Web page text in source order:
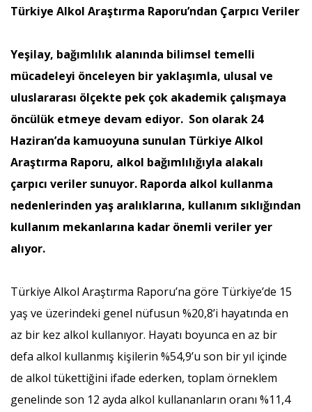
Türkiye Alkol Araştırma Raporu’ndan Çarpıcı Veriler
Yeşilay, bağımlılık alanında bilimsel temelli
mücadeleyi önceleyen bir yaklaşımla, ulusal ve
uluslararası ölçekte pek çok akademik çalışmaya
öncülük etmeye devam ediyor. Son olarak 24
Haziran’da kamuoyuna sunulan Türkiye Alkol
Araştırma Raporu, alkol bağımlılığıyla alakalı
çarpıcı veriler sunuyor. Raporda alkol kullanma
nedenlerinden yaş aralıklarına, kullanım sıklığından
kullanım mekanlarına kadar önemli veriler yer
alıyor.
Türkiye Alkol Araştırma Raporu’na göre Türkiye’de 15
yaş ve üzerindeki genel nüfusun %20,8’i hayatında en
az bir kez alkol kullanıyor. Hayatı boyunca en az bir
defa alkol kullanmış kişilerin %54,9’u son bir yıl içinde
de alkol tükettiğini ifade ederken, toplam örneklem
genelinde son 12 ayda alkol kullananların oranı %11,4